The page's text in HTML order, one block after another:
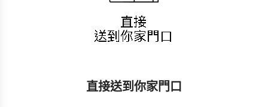
直接送到你家門口